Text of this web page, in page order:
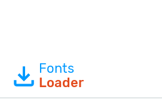
Fonts
Loader